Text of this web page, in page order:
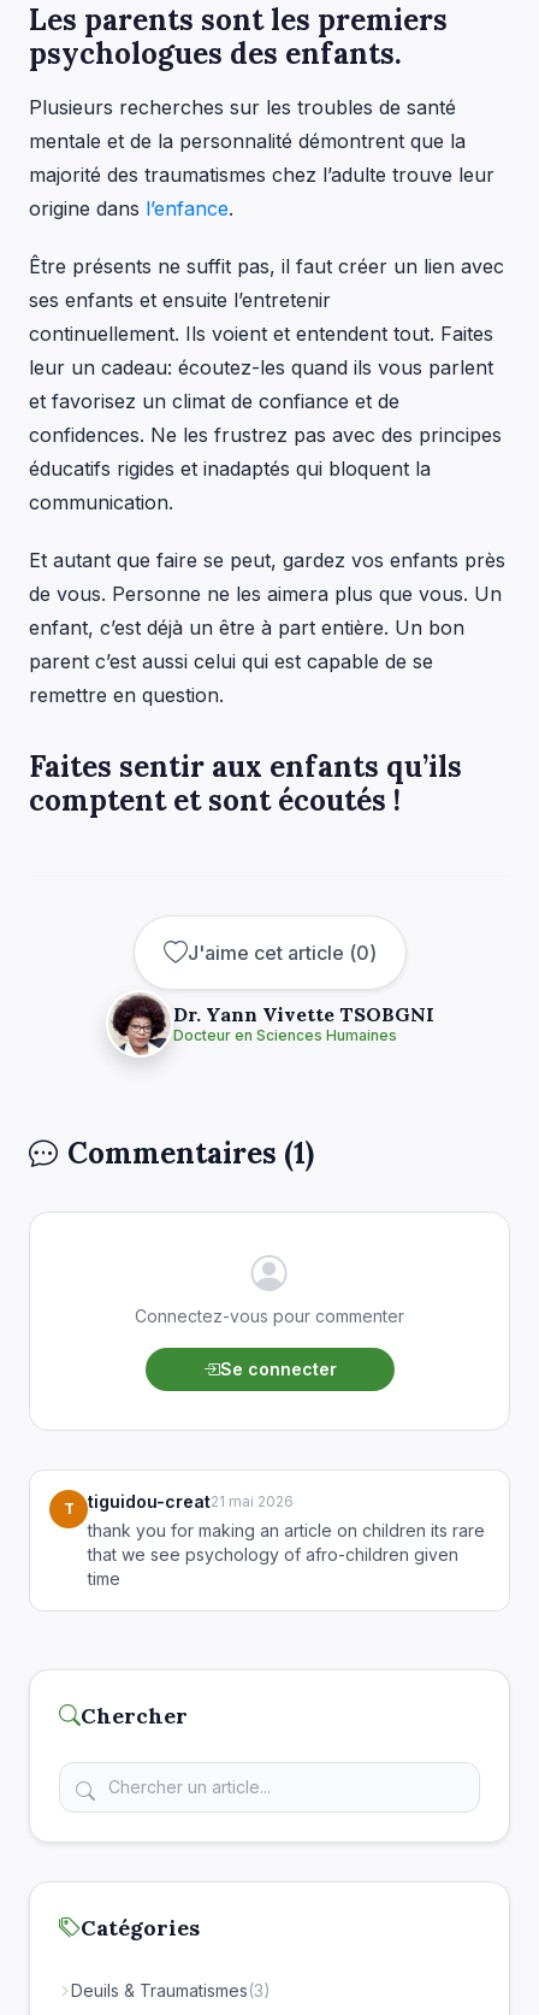
Les parents sont les premiers
psychologues des enfants.
Plusieurs recherches sur les troubles de santé
mentale et de la personnalité démontrent que la
majorité des traumatismes chez l’adulte trouve leur
origine dans l’enfance.
Être présents ne suffit pas, il faut créer un lien avec
ses enfants et ensuite l’entretenir
continuellement. Ils voient et entendent tout. Faites
leur un cadeau: écoutez-les quand ils vous parlent
et favorisez un climat de confiance et de
confidences. Ne les frustrez pas avec des principes
éducatifs rigides et inadaptés qui bloquent la
communication.
Et autant que faire se peut, gardez vos enfants près
de vous. Personne ne les aimera plus que vous. Un
enfant, c’est déjà un être à part entière. Un bon
parent c’est aussi celui qui est capable de se
remettre en question.
Faites sentir aux enfants qu’ils
comptent et sont écoutés !
J'aime cet article (0)
Dr. Yann Vivette TSOBGNI
Docteur en Sciences Humaines
Commentaires (1)
Connectez-vous pour commenter
Se connecter
T tiguidou-creat21 mai 2026
thank you for making an article on children its rare
that we see psychology of afro-children given
time
Chercher
Catégories
Deuils & Traumatismes(3)